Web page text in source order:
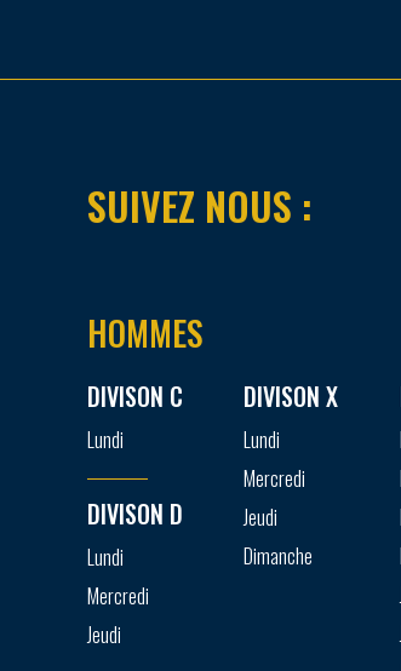
SUIVEZ NOUS :
HOMMES
DIVISON C
Lundi
DIVISON D
Lundi
Mercredi
Jeudi
DIVISON X
Lundi
Mercredi
Jeudi
Dimanche